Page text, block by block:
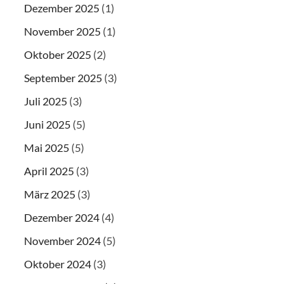
Dezember 2025 (1)
November 2025 (1)
Oktober 2025 (2)
September 2025 (3)
Juli 2025 (3)
Juni 2025 (5)
Mai 2025 (5)
April 2025 (3)
März 2025 (3)
Dezember 2024 (4)
November 2024 (5)
Oktober 2024 (3)